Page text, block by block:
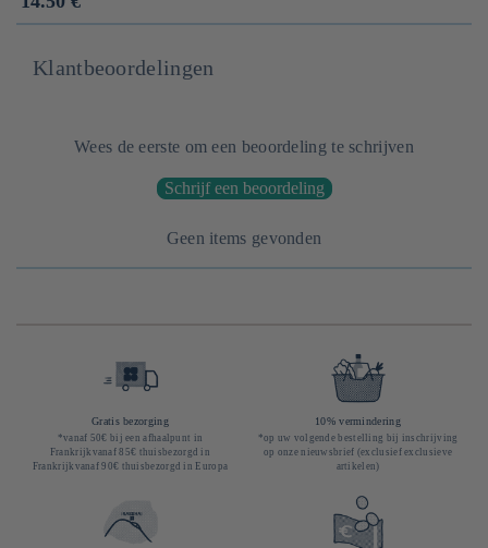
habituel
Klantbeoordelingen
Wees de eerste om een beoordeling te schrijven
Schrijf een beoordeling
Geen items gevonden
Gratis bezorging
*vanaf 50€ bij een afhaalpunt in
Frankrijkvanaf 85€ thuisbezorgd in
Frankrijkvanaf 90€ thuisbezorgd in Europa
10% vermindering
*op uw volgende bestelling bij inschrijving
op onze nieuwsbrief (exclusief exclusieve
artikelen)